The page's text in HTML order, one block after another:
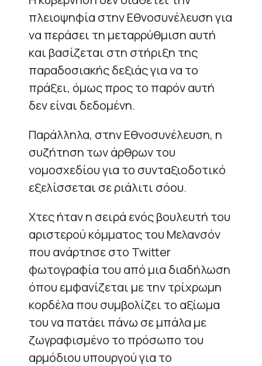
πλειοψηφία στην Εθνοσυνέλευση για
να περάσει τη μεταρρύθμιση αυτή
και βασίζεται στη στήριξη της
παραδοσιακής δεξιάς για να το
πράξει, όμως προς το παρόν αυτή
δεν είναι δεδομένη.
Παράλληλα, στην Εθνοσυνέλευση, η
συζήτηση των άρθρων του
νομοσχεδίου για το συνταξιοδοτικό
εξελίσσεται σε ριάλιτι σόου.
Χτες ήταν η σειρά ενός βουλευτή του
αριστερού κόμματος του Μελανσόν
που ανάρτησε στο Twitter
φωτογραφία του από μια διαδήλωση
όπου εμφανίζεται με την τρίχρωμη
κορδέλα που συμβολίζει το αξίωμα
του να πατάει πάνω σε μπάλα με
ζωγραφισμένο το πρόσωπο του
αρμόδιου υπουργού για το